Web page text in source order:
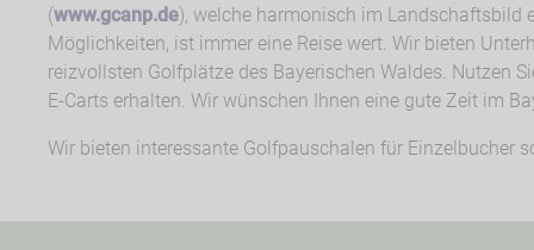
(www.gcanp.de), welche harmonisch im Landschaftsbild
Möglichkeiten, ist immer eine Reise wert. Wir bieten
reizvollsten Golfplätze des Bayerischen Waldes. Nutzen
E-Carts erhalten. Wir wünschen Ihnen eine gute Zeit im
Wir bieten interessante Golfpauschalen für Einzelbucher